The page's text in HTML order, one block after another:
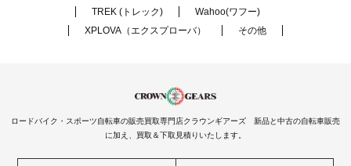
TREK (トレック)
Wahoo(ワフー)
XPLOVA（エクスプローバ）
その他
ロードバイク・スポーツ自転車の販売買取専門店クラウンギアーズ 新品と中古の自転車販売
に加え、買取＆下取見積りいたします。